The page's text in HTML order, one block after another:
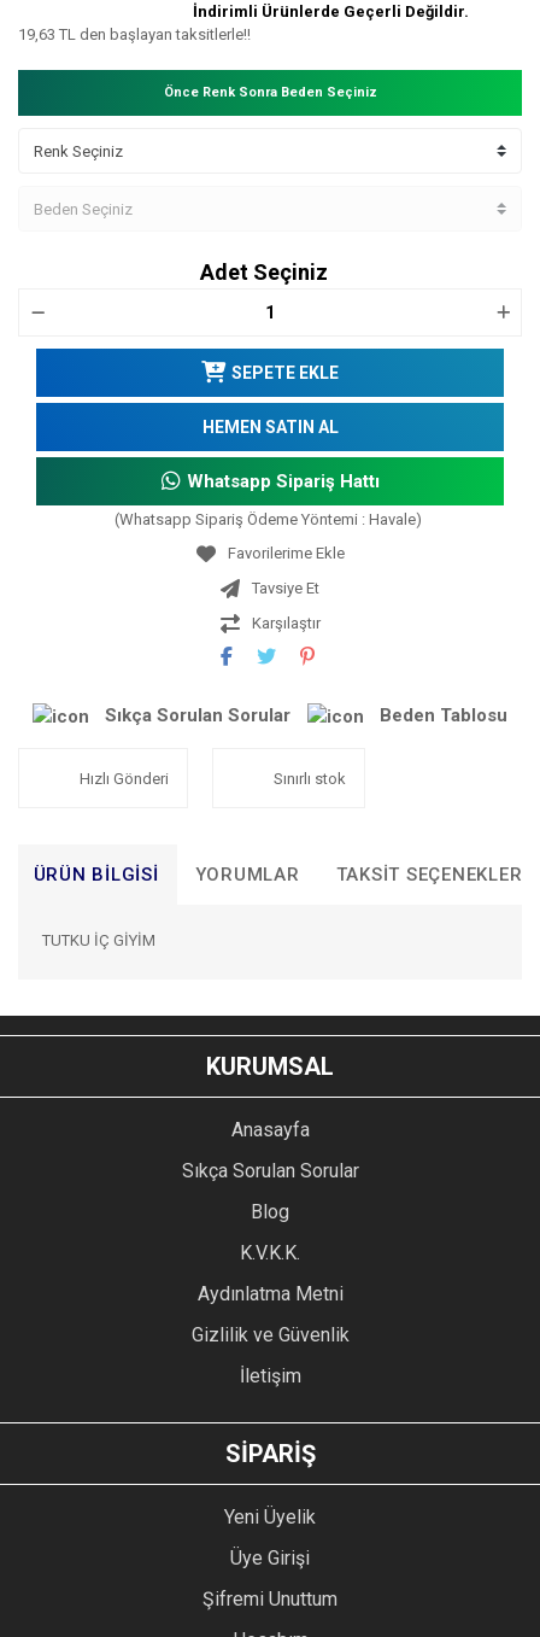
İndirimli Ürünlerde Geçerli Değildir.
19,63 TL den başlayan taksitlerle!!
Önce Renk Sonra Beden Seçiniz
Adet Seçiniz
SEPETE EKLE
HEMEN SATIN AL
Whatsapp Sipariş Hattı
(Whatsapp Sipariş Ödeme Yöntemi : Havale)
Tavsiye Et
Karşılaştır
Sıkça Sorulan Sorular Beden Tablosu
Hızlı Gönderi Sınırlı stok
ÜRÜN BILGISI YORUMLAR TAKSIT SEÇENEKLERI
TUTKU İÇ GİYİM
YORUM YAZ
Bu ürünün fiyat bilgisi, resim, ürün açıklamalarında ve diğer
konularda yetersiz gördüğünüz noktaları öneri formunu
kullanarak tarafımıza iletebilirsiniz.
Ürün resmi kalitesiz, bozuk veya görüntülenemiyor.
Ürün açıklamasında eksik bilgiler bulunuyor.
Ürün bilgilerinde hatalar bulunuyor.
Ürün fiyatı diğer sitelerden daha pahalı.
GÖNDER
KURUMSAL
Anasayfa
Sıkça Sorulan Sorular
Blog
K.V.K.K.
Aydınlatma Metni
Gizlilik ve Güvenlik
İletişim
SİPARİŞ
Yeni Üyelik
Üye Girişi
Şifremi Unuttum